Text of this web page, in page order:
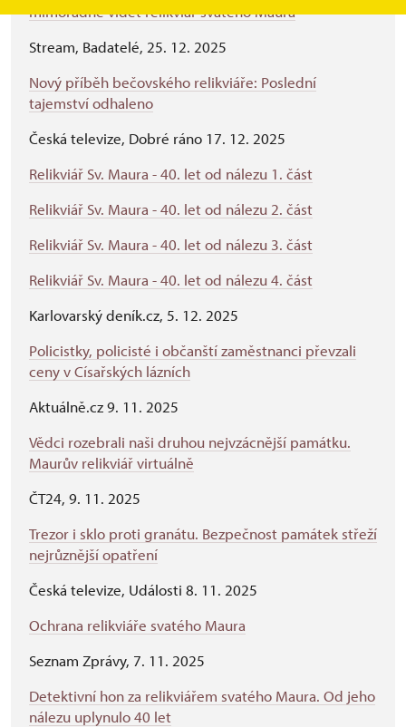
mimořádně vidět relikviář svatého Maura
Stream, Badatelé, 25. 12. 2025
Nový příběh bečovského relikviáře: Poslední
tajemství odhaleno
Česká televize, Dobré ráno 17. 12. 2025
Relikviář Sv. Maura - 40. let od nálezu 1. část
Relikviář Sv. Maura - 40. let od nálezu 2. část
Relikviář Sv. Maura - 40. let od nálezu 3. část
Relikviář Sv. Maura - 40. let od nálezu 4. část
Karlovarský deník.cz, 5. 12. 2025
Policistky, policisté i občanští zaměstnanci převzali
ceny v Císařských lázních
Aktuálně.cz 9. 11. 2025
Vědci rozebrali naši druhou nejvzácnější památku.
Maurův relikviář virtuálně
ČT24, 9. 11. 2025
Trezor i sklo proti granátu. Bezpečnost památek střeží
nejrůznější opatření
Česká televize, Události 8. 11. 2025
Ochrana relikviáře svatého Maura
Seznam Zprávy, 7. 11. 2025
Detektivní hon za relikviářem svatého Maura. Od jeho
nálezu uplynulo 40 let